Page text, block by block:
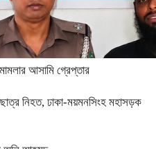
আসামি গ্রেপ্তার
নিহত, ঢাকা-ময়মনসিংহ মহাসড়ক